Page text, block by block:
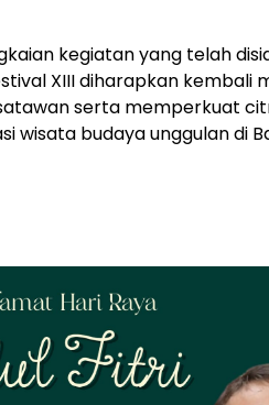
kegiatan yang telah
XIII diharapkan kembali
serta memperkuat
wisata budaya unggulan di